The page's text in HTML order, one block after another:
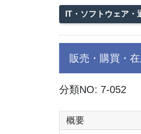
IT・ソフトウェア・
販売・購買・
分類NO: 7-052
概要